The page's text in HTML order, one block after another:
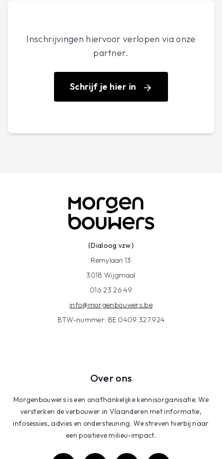
Inschrijvingen hiervoor verlopen via onze
partner.
Schrijf je hier in
(Dialoog vzw)
Remylaan 13
3018 Wijgmaal
016 23 26 49
info@morgenbouwers.be
BTW-nummer: BE 0409.327.924
Over ons
Morgenbouwers is een onafhankelijke kennisorganisatie. We
versterken de verbouwer in Vlaanderen met informatie,
infosessies, advies en ondersteuning. We streven hierbij naar
een positieve milieu-impact.